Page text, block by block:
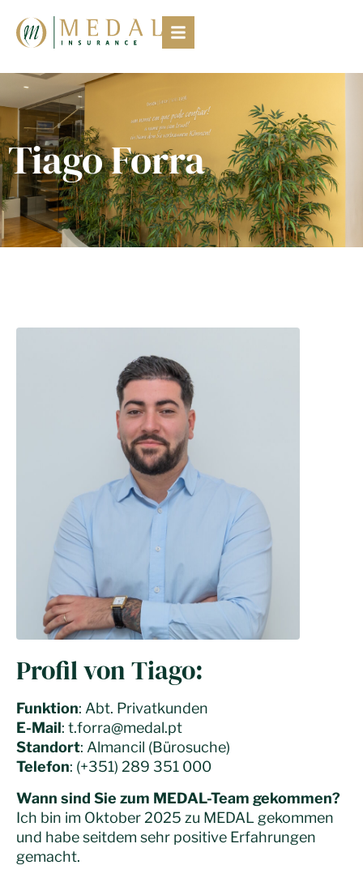
Tiago Forra
Profil von Tiago:
Funktion: Abt. Privatkunden
E-Mail: t.forra@medal.pt
Standort: Almancil (Bürosuche)
Telefon: (+351) 289 351 000
Wann sind Sie zum MEDAL-Team gekommen?
Ich bin im Oktober 2025 zu MEDAL gekommen
und habe seitdem sehr positive Erfahrungen
gemacht.